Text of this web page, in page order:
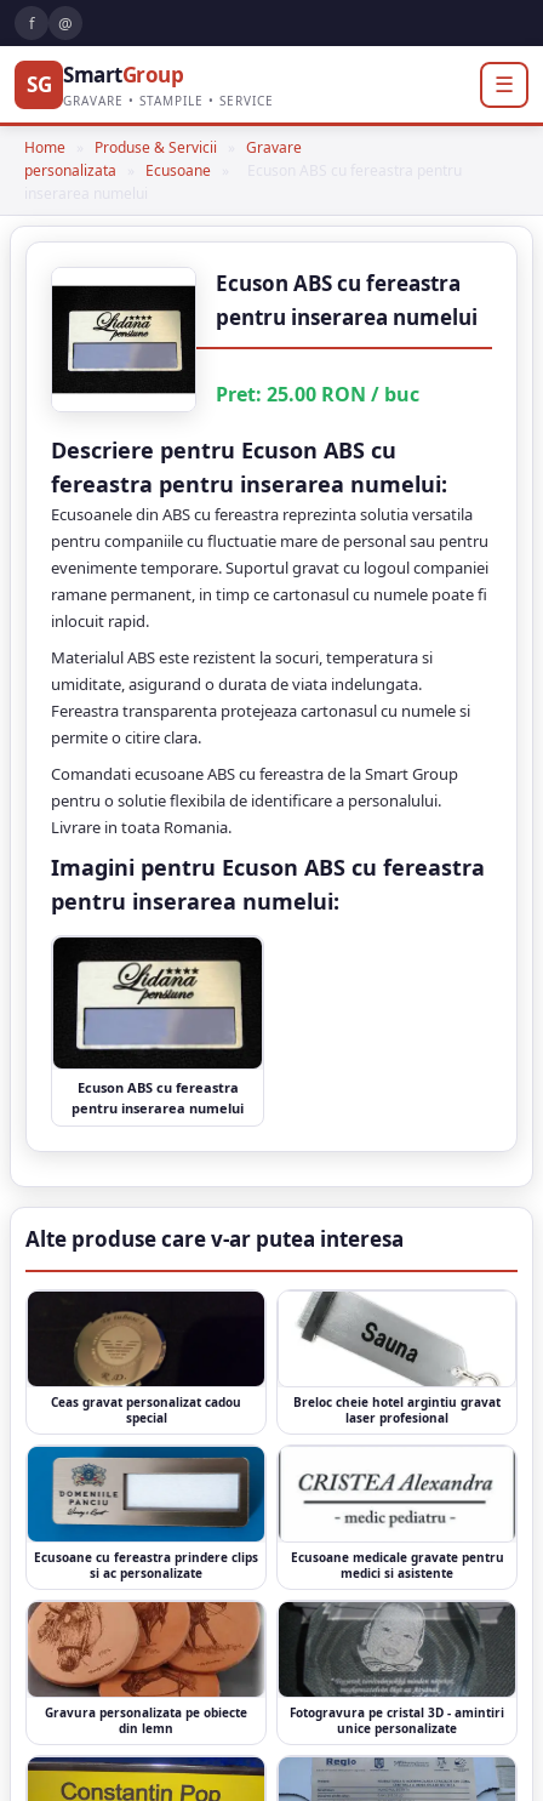
f @
SG SmartGroup
GRAVARE • STAMPILE • SERVICE
☰
Home Produse & Servicii
Gravare
personalizata
Ecusoane
Ecuson ABS cu fereastra
pentru inserarea numelui
Pret: 25.00 RON / buc
Descriere pentru Ecuson ABS cu
fereastra pentru inserarea numelui:
Ecusoanele din ABS cu fereastra reprezinta solutia versatila
pentru companiile cu fluctuatie mare de personal sau pentru
evenimente temporare. Suportul gravat cu logoul companiei
ramane permanent, in timp ce cartonasul cu numele poate fi
inlocuit rapid.
Materialul ABS este rezistent la socuri, temperatura si
umiditate, asigurand o durata de viata indelungata.
Fereastra transparenta protejeaza cartonasul cu numele si
permite o citire clara.
Comandati ecusoane ABS cu fereastra de la Smart Group
pentru o solutie flexibila de identificare a personalului.
Livrare in toata Romania.
Imagini pentru Ecuson ABS cu fereastra
pentru inserarea numelui:
Ecuson ABS cu fereastra
pentru inserarea numelui
Alte produse care v-ar putea interesa
Ceas gravat personalizat cadou
special
Breloc cheie hotel argintiu gravat
laser profesional
Ecusoane cu fereastra prindere clips
si ac personalizate
Ecusoane medicale gravate pentru
medici si asistente
Gravura personalizata pe obiecte
din lemn
Fotogravura pe cristal 3D - amintiri
unice personalizate